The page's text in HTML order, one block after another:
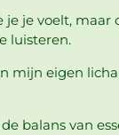
je voelt,
luisteren.
eigen
balans van